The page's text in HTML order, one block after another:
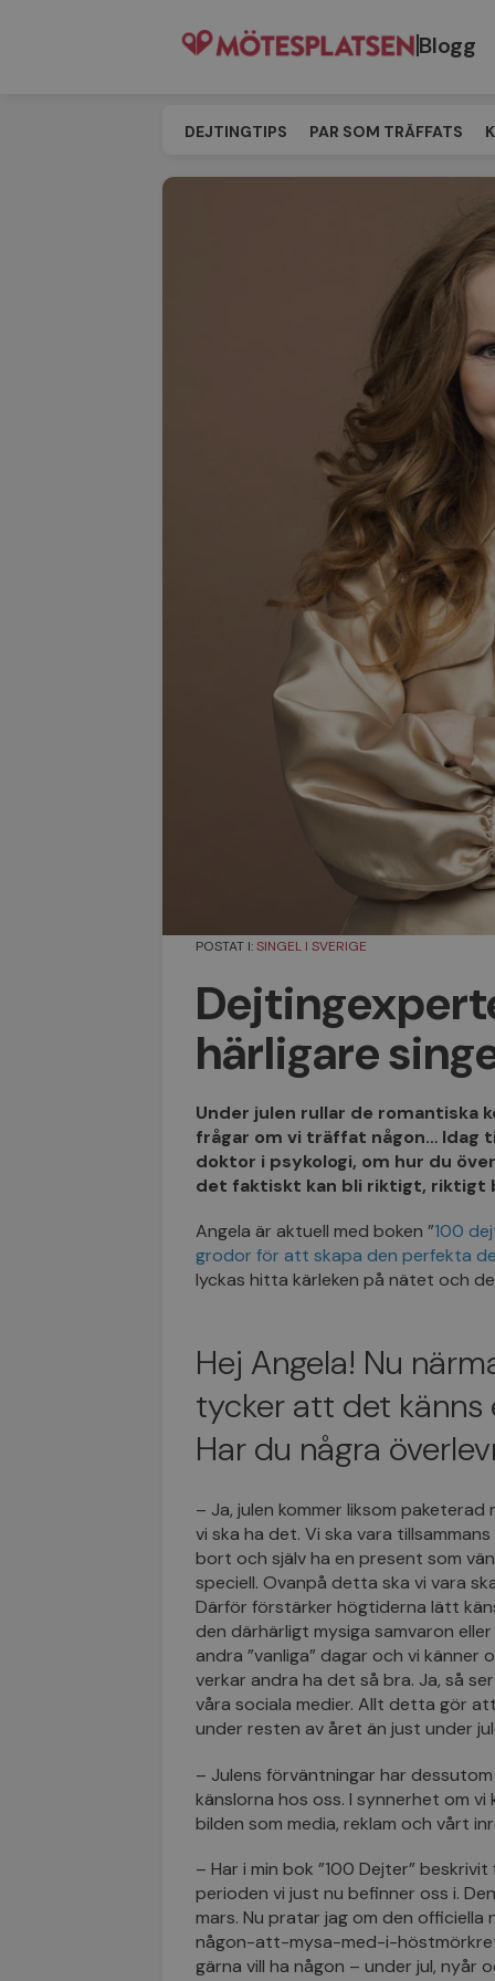
Blogg
DEJTINGTIPS PAR SOM TRÄFFATS
SINGELEVENT MATCHNING TILL
POSTAT I:SINGEL I SVERIGE
härligare
Under julen rullar de romantiska
frågar om vi träffat någon… Idag
doktor i psykologi, om hur du
det faktiskt kan bli riktigt, riktigt
Angela är aktuell med boken ”100
grodor för att skapa den perfekta
lyckas hitta kärleken på nätet och
Hej Angela! Nu
tycker att det
Har du några
– Ja, julen kommer liksom
vi ska ha det. Vi ska vara
bort och själv ha en present som
speciell. Ovanpå detta ska vi vara
Därför förstärker högtiderna lätt
den därhärligt mysiga samvaron
andra ”vanliga” dagar och vi känner
verkar andra ha det så bra. Ja, så
våra sociala medier. Allt detta gör
under resten av året än just under
– Julens förväntningar har
känslorna hos oss. I synnerhet om
bilden som media, reklam och vårt
– Har i min bok ”100 Dejter”
perioden vi just nu befinner oss i.
mars. Nu pratar jag om den
någon-att-mysa-med-i-
gärna vill ha någon – under jul, nyår